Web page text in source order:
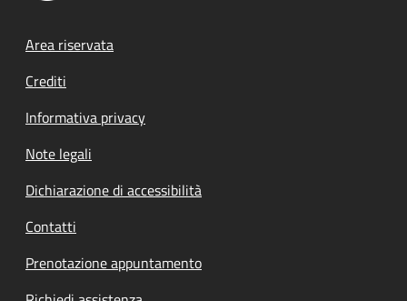
Footer menu
Area riservata
Crediti
Informativa privacy
Note legali
Dichiarazione di accessibilità
Contatti
Prenotazione appuntamento